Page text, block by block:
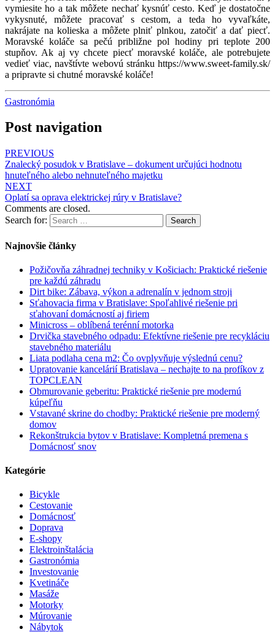
vymiesite ho a tak môžete nechať kysnúť cesto. Keď je dostatočne
vykysnuté, môžete pracovať s cestom, a teda ho vyvaľkáte,
nakrájate na kolieska a môžete plniť plnkou, zatočiť a dať piecť.
Moravské koláče sa pečú približne pol hodiny pri teplote 200
stupňov. Ak aj vy chcete piecť moravské koláče, ale potrebujete
vedieť viac, navštívte webovú stránku https://www.sweet-family.sk/
a pripravte si chutné moravské koláče!
Gastronómia
Post navigation
PREVIOUS
Znalecký posudok v Bratislave – dokument určujúci hodnotu
hnuteľného alebo nehnuteľného majetku
NEXT
Oplatí sa oprava elektrickej rúry v Bratislave?
Comments are closed.
Search for:
Search
Najnovšie články
Požičovňa záhradnej techniky v Košiciach: Praktické riešenie
pre každú záhradu
Dirt bike: Zábava, výkon a adrenalín v jednom stroji
Sťahovacia firma v Bratislave: Spoľahlivé riešenie pri
sťahovaní domácností aj firiem
Minicross – oblíbená terénní motorka
Drvička stavebného odpadu: Efektívne riešenie pre recykláciu
stavebného materiálu
Liata podlaha cena m2: Čo ovplyvňuje výslednú cenu?
Upratovanie kancelárií Bratislava – nechajte to na profíkov z
TOPCLEAN
Obmurovanie geberitu: Praktické riešenie pre modernú
kúpeľňu
Vstavané skrine do chodby: Praktické riešenie pre moderný
domov
Rekonštrukcia bytov v Bratislave: Kompletná premena s
Domácnosť snov
Kategórie
Bicykle
Cestovanie
Domácnosť
Doprava
E-shopy
Elektroinštalácia
Gastronómia
Investovanie
Kvetináče
Masáže
Motorky
Múrovanie
Nábytok